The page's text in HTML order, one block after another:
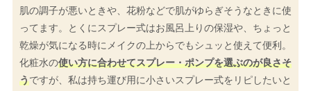
肌の調子が悪いときや、花粉などで肌がゆらぎそうなときに使
ってます。とくにスプレー式はお風呂上りの保湿や、ちょっと
乾燥が気になる時にメイクの上からでもシュッと使えて便利。
化粧水の使い方に合わせてスプレー・ポンプを選ぶのが良さそ
うですが、私は持ち運び用に小さいスプレー式をリピしたいと